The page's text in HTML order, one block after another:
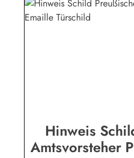
Hinweis
Amtsvorsteher